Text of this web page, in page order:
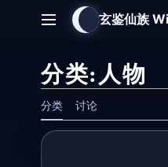
主菜单 玄鉴仙族
分类:人物
分类 讨论